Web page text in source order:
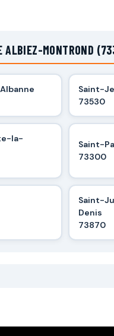
ALBIEZ-MONTROND
Saint-
73530
la-
Saint-
73300
Saint-
Denis
73870